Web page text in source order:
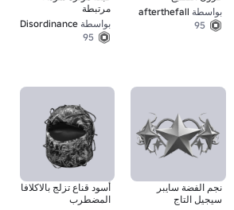
مرتبطة
بواسطة Disordinance
95
بواسطة afterthefall
95
أسود قناع تزلج بالاكلافا
المضطرب
نجم الفضة سايبر
سيجيل التاج